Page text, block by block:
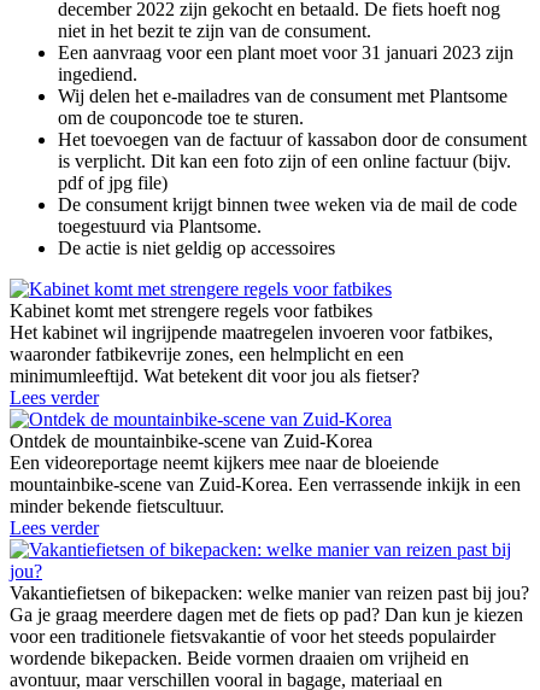
december 2022 zijn gekocht en betaald. De fiets hoeft nog
niet in het bezit te zijn van de consument.
Een aanvraag voor een plant moet voor 31 januari 2023 zijn
ingediend.
Wij delen het e-mailadres van de consument met Plantsome
om de couponcode toe te sturen.
Het toevoegen van de factuur of kassabon door de consument
is verplicht. Dit kan een foto zijn of een online factuur (bijv.
pdf of jpg file)
De consument krijgt binnen twee weken via de mail de code
toegestuurd via Plantsome.
De actie is niet geldig op accessoires
Kabinet komt met strengere regels voor fatbikes
Het kabinet wil ingrijpende maatregelen invoeren voor fatbikes,
waaronder fatbikevrije zones, een helmplicht en een
minimumleeftijd. Wat betekent dit voor jou als fietser?
Lees verder
Ontdek de mountainbike-scene van Zuid-Korea
Een videoreportage neemt kijkers mee naar de bloeiende
mountainbike-scene van Zuid-Korea. Een verrassende inkijk in een
minder bekende fietscultuur.
Lees verder
Vakantiefietsen of bikepacken: welke manier van reizen past bij jou?
Ga je graag meerdere dagen met de fiets op pad? Dan kun je kiezen
voor een traditionele fietsvakantie of voor het steeds populairder
wordende bikepacken. Beide vormen draaien om vrijheid en
avontuur, maar verschillen vooral in bagage, materiaal en